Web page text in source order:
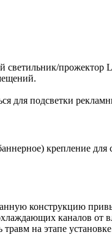
прожектор
для подсветки
крепление
конструкцию
каналов от
травм на этапе